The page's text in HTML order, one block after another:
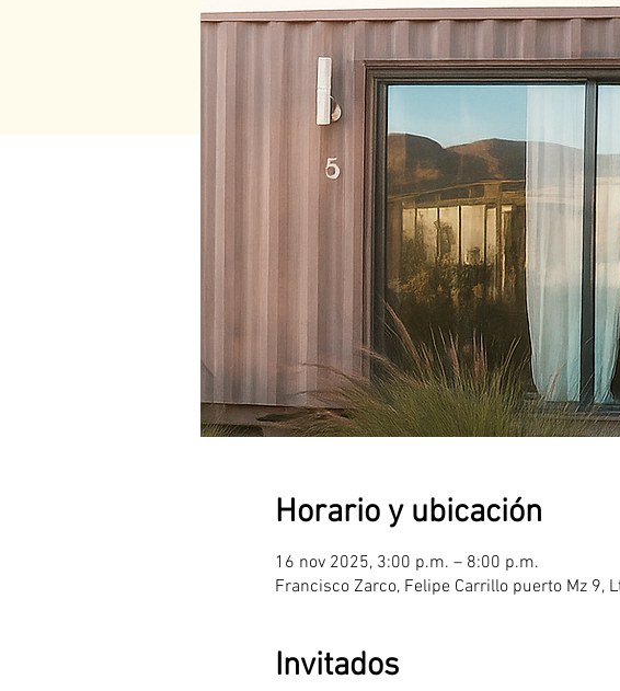
Horario y ubicación
16 nov 2025, 3:00 p.m. – 8:00 p.m.
Francisco Zarco, Felipe Carrillo puerto Mz 9,
Invitados